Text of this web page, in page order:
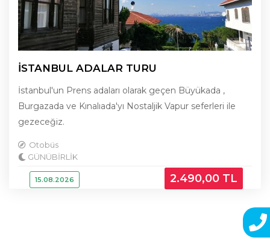
İSTANBUL ADALAR TURU
İstanbul'un Prens adaları olarak geçen Büyükada ,
Burgazada ve Kınalıada'yı Nostaljik Vapur seferleri ile
gezeceğiz.
Otobüs
GÜNÜBİRLİK
15.08.2026 2.490,00 TL